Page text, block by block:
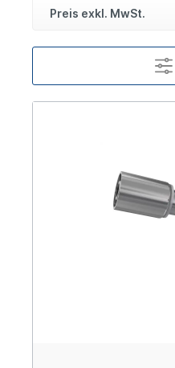
Preis exkl. MwSt.